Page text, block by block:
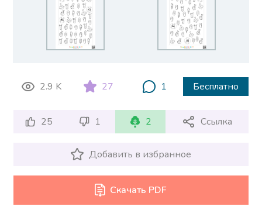
2.9 K 27 1 Бесплатно
25 1 2 Ссылка
Добавить в избранное
Скачать PDF